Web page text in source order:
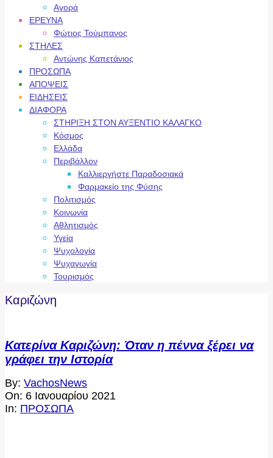
Αγορά
ΕΡΕΥΝΑ
Φώτιος Τούμπανος
ΣΤΗΛΕΣ
Αντώνης Καπετάνιος
ΠΡΟΣΩΠΑ
ΑΠΟΨΕΙΣ
ΕΙΔΗΣΕΙΣ
ΔΙΑΦΟΡΑ
ΣΤΗΡΙΞΗ ΣΤΟΝ ΑΥΞΕΝΤΙΟ ΚΑΛΑΓΚΟ
Κόσμος
Ελλάδα
Περιβάλλον
Καλλιεργήστε Παραδοσιακά
Φαρμακείο της Φύσης
Πολιτισμός
Κοινωνία
Αθλητισμός
Υγεία
Ψυχολογία
Ψυχαγωγία
Τουρισμός
Καριζώνη
Κατερίνα Καριζώνη: Όταν η πέννα ξέρει να
γράφει την Ιστορία
2021-
01-
06
By: VachosNews
On: 6 Ιανουαρίου 2021
In: ΠΡΟΣΩΠΑ